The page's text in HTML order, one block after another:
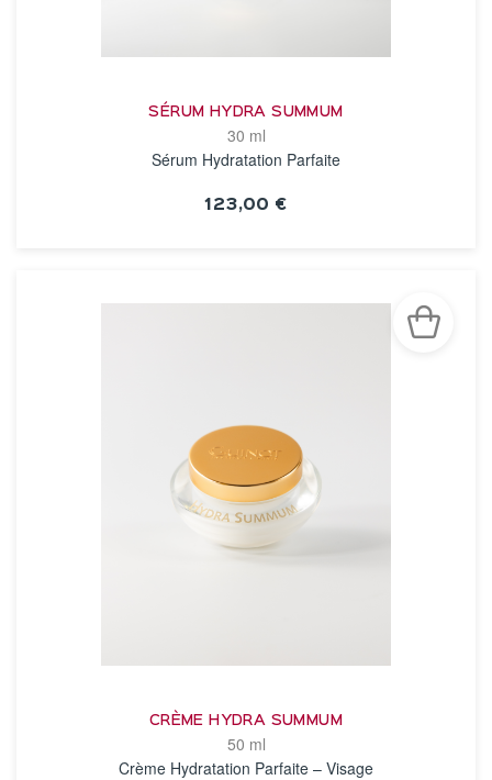
SÉRUM HYDRA SUMMUM
30 ml
Sérum Hydratation Parfaite
123,00 €
CRÈME HYDRA SUMMUM
50 ml
Crème Hydratation Parfaite – Visage